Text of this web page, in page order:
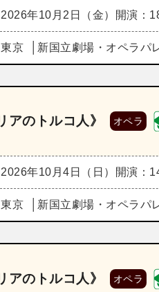
2026年10月2日（金） 開演：
東京 新国立劇場・オペラパ
アのトルコ人》 オペラ
2026年10月4日（日） 開演：
東京 新国立劇場・オペラパ
アのトルコ人》 オペラ